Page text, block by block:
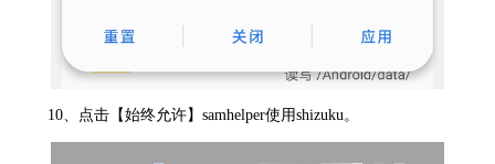
10、点击【始终允许】samhelper使用shizuku。